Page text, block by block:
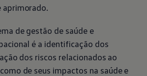
aprimorado.
de gestão de saúde e
é a identificação dos
dos riscos relacionados ao
de seus impactos na saúde e